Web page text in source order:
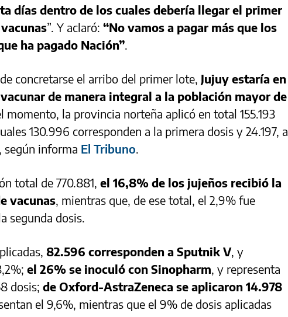
días dentro de los cuales debería llegar el primer
”. Y aclaró: “No vamos a pagar más que los
ha pagado Nación”.
concretarse el arribo del primer lote, Jujuy estaría en
de manera integral a la población mayor de
momento, la provincia norteña aplicó en total 155.193
130.996 corresponden a la primera dosis y 24.197, a
según informa El Tribuno.
total de 770.881, el 16,8% de los jujeños recibió la
vacunas, mientras que, de ese total, el 2,9% fue
segunda dosis.
82.596 corresponden a Sputnik V, y
el 26% se inoculó con Sinopharm, y representa
dosis; de Oxford-AstraZeneca se aplicaron 14.978
el 9,6%, mientras que el 9% de dosis aplicadas